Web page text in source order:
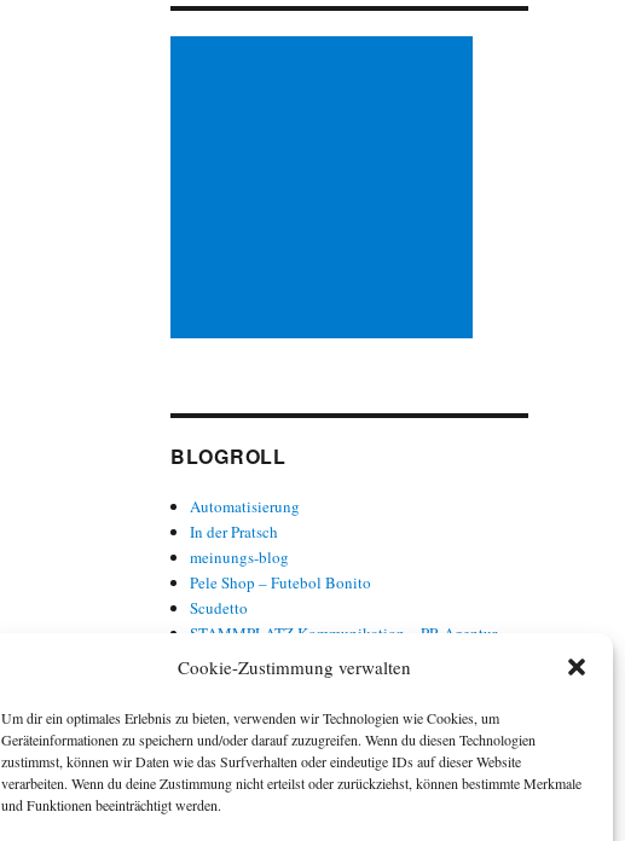
Cookie-Zustimmung verwalten
Um dir ein optimales Erlebnis zu bieten, verwenden wir Technologien wie Cookies, um
Geräteinformationen zu speichern und/oder darauf zuzugreifen. Wenn du diesen Technologien
zustimmst, können wir Daten wie das Surfverhalten oder eindeutige IDs auf dieser Website
verarbeiten. Wenn du deine Zustimmung nicht erteilst oder zurückziehst, können bestimmte Merkmale
und Funktionen beeinträchtigt werden.
BLOGROLL
Automatisierung
In der Pratsch
meinungs-blog
Pele Shop – Futebol Bonito
Scudetto
STAMMPLATZ Kommunikation – PR-Agentur
Torwort